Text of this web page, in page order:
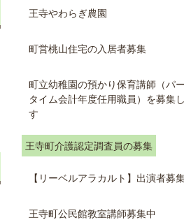
王寺やわらぎ農園
町営桃山住宅の入居者募集
町立幼稚園の預かり保育講師（パ
タイム会計年度任用職員）を募集
す
王寺町介護認定調査員の募集
【リーベルアラカルト】出演者募
王寺町公民館教室講師募集中